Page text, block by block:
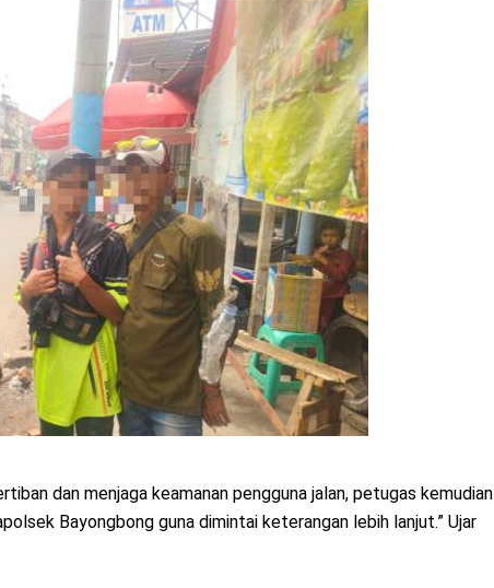
dan menjaga keamanan pengguna jalan, petugas kemudian
Bayongbong guna dimintai keterangan lebih lanjut.” Ujar